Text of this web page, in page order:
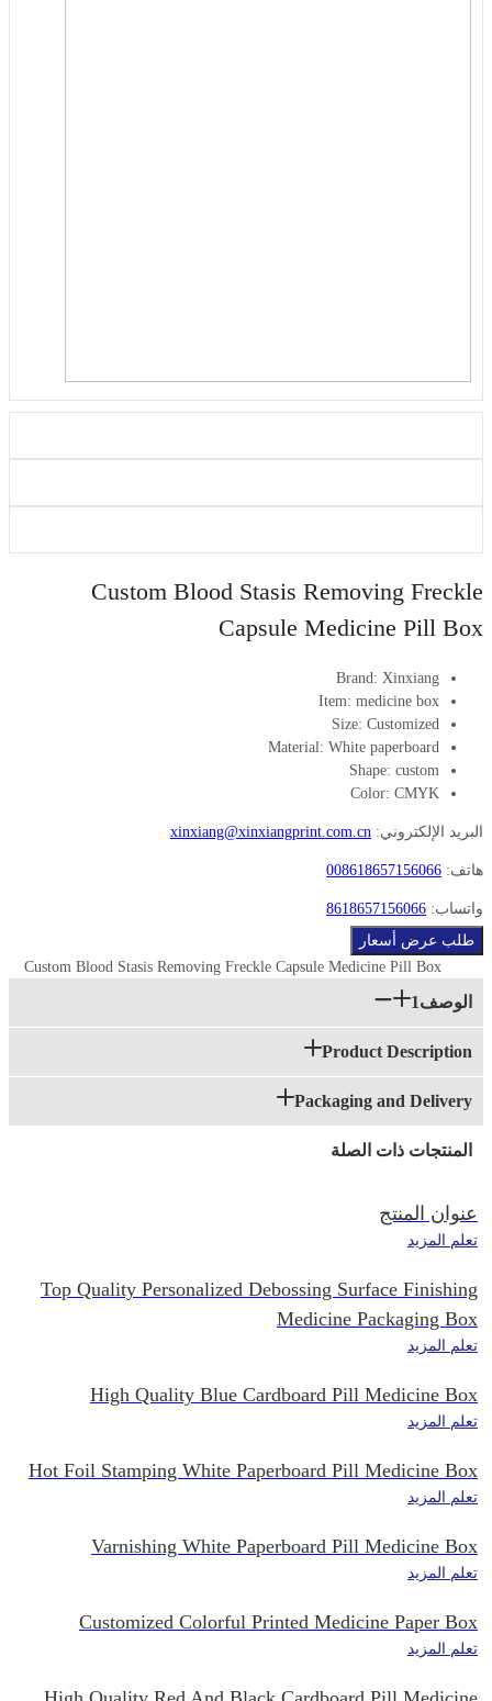
Custom Blood Stasis Removing Freckle
Capsule Medicine Pill Box
Brand: Xinxiang
Item: medicine box
Size: Customized
Material: White paperboard
Shape: custom
Color: CMYK
البريد الإلكتروني: xinxiang@xinxiangprint.com.cn
هاتف: 008618657156066
واتساب: 8618657156066
طلب عرض أسعار
Custom Blood Stasis Removing Freckle Capsule Medicine Pill Box
الوصف1
Product Description
Packaging and Delivery
المنتجات ذات الصلة
عنوان المنتج
تعلم المزيد
Top Quality Personalized Debossing Surface Finishing
Medicine Packaging Box
تعلم المزيد
High Quality Blue Cardboard Pill Medicine Box
تعلم المزيد
Hot Foil Stamping White Paperboard Pill Medicine Box
تعلم المزيد
Varnishing White Paperboard Pill Medicine Box
تعلم المزيد
Customized Colorful Printed Medicine Paper Box
تعلم المزيد